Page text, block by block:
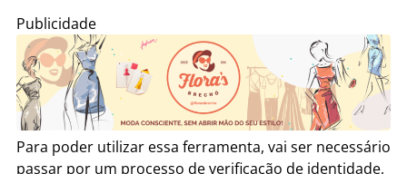
Publicidade
Para poder utilizar essa ferramenta, vai ser necessário
passar por um processo de verificação de identidade,